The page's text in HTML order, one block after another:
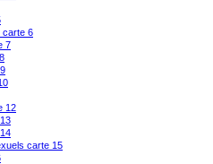
carte 6
7
12
carte 15